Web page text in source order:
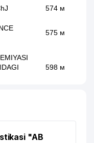
574 м
575 м
598 м
"AB